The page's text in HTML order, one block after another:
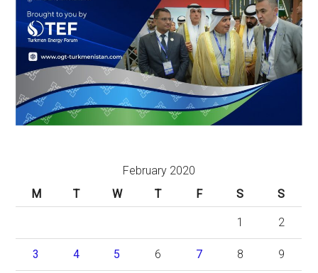
February 2020
M
T W T F S S
1 2
3 4 5 6 7 8 9